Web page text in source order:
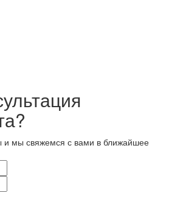
мы свяжемся с вами в ближайшее